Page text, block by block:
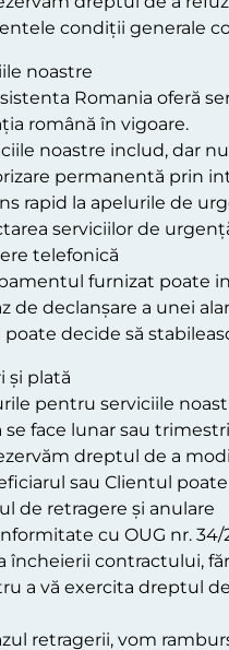
condiții generale
noastre
Romania
română în vigoare.
noastre includ, dar
permanentă prin
rapid la apelurile de
serviciilor de
telefonică
furnizat poate
de declanșare a unei
poate decide să
și plată
pentru serviciile
se face lunar sau
dreptul de a
sau Clientul
de retragere și anulare
cu OUG nr.
încheierii contractului,
a vă exercita dreptul
retragerii, vom